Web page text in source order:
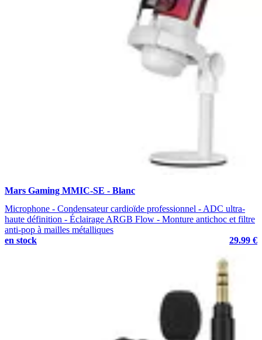
Mars Gaming MMIC-SE - Blanc
Microphone - Condensateur cardioïde professionnel - ADC ultra-
haute définition - Éclairage ARGB Flow - Monture antichoc et filtre
anti-pop à mailles métalliques
en stock
29.99 €